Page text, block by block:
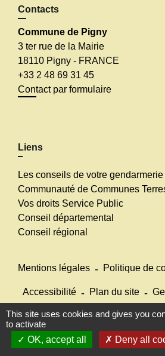
Contacts
Commune de Pigny
3 ter rue de la Mairie
18110 Pigny - FRANCE
+33 2 48 69 31 45
Contact par formulaire
Liens
Les conseils de votre gendarmerie
Communauté de Communes
Vos droits Service Public
Conseil départemental
Conseil régional
Mentions légales - Politique de
Accessibilité - Plan du site -
Site créé en partenariat avec
This site uses cookies and gives you
to activate
OK, accept all
Deny all